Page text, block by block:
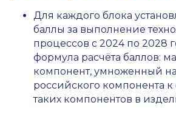
Для каждого блока
баллы за выполнение
процессов с 2024 по 2028
формула расчёта баллов:
компонент, умноженный
российского компонента
таких компонентов в